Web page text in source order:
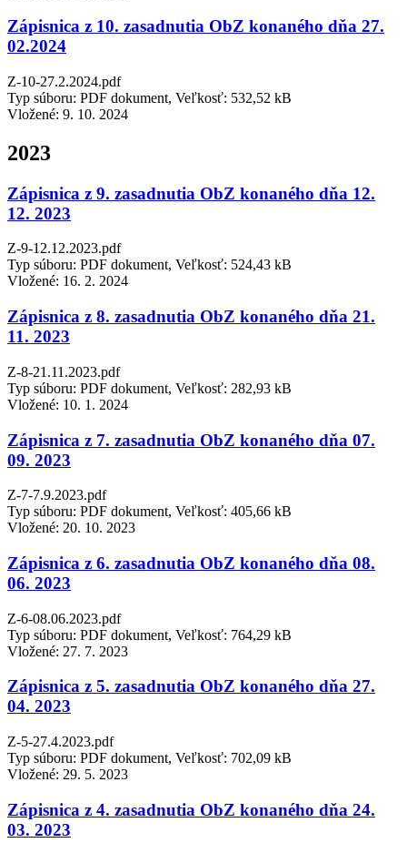
Zápisnica z 10. zasadnutia ObZ konaného dňa 27.
02.2024
Z-10-27.2.2024.pdf
Typ súboru: PDF dokument, Veľkosť: 532,52 kB
Vložené: 9. 10. 2024
2023
Zápisnica z 9. zasadnutia ObZ konaného dňa 12.
12. 2023
Z-9-12.12.2023.pdf
Typ súboru: PDF dokument, Veľkosť: 524,43 kB
Vložené: 16. 2. 2024
Zápisnica z 8. zasadnutia ObZ konaného dňa 21.
11. 2023
Z-8-21.11.2023.pdf
Typ súboru: PDF dokument, Veľkosť: 282,93 kB
Vložené: 10. 1. 2024
Zápisnica z 7. zasadnutia ObZ konaného dňa 07.
09. 2023
Z-7-7.9.2023.pdf
Typ súboru: PDF dokument, Veľkosť: 405,66 kB
Vložené: 20. 10. 2023
Zápisnica z 6. zasadnutia ObZ konaného dňa 08.
06. 2023
Z-6-08.06.2023.pdf
Typ súboru: PDF dokument, Veľkosť: 764,29 kB
Vložené: 27. 7. 2023
Zápisnica z 5. zasadnutia ObZ konaného dňa 27.
04. 2023
Z-5-27.4.2023.pdf
Typ súboru: PDF dokument, Veľkosť: 702,09 kB
Vložené: 29. 5. 2023
Zápisnica z 4. zasadnutia ObZ konaného dňa 24.
03. 2023